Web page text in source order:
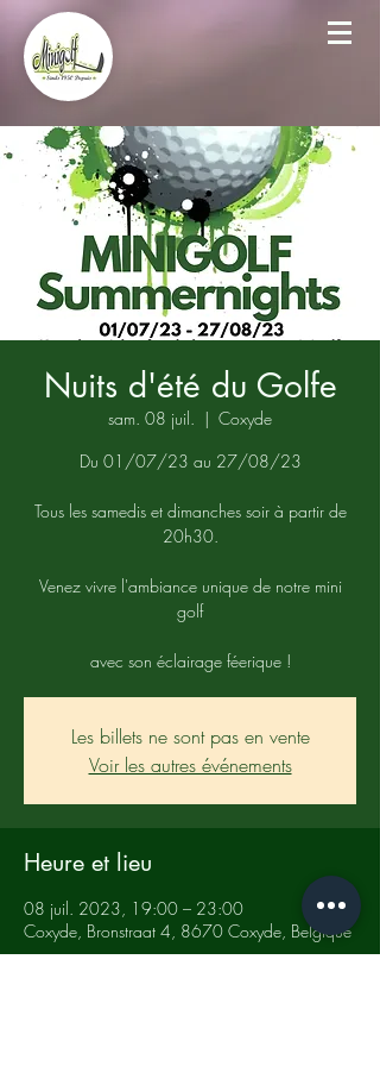
Nuits d'été du Golfe
sam. 08 juil.
  |
Coxyde
Du 01/07/23 au 27/08/23
Tous les samedis et dimanches soir à partir de
20h30.
Venez vivre l'ambiance unique de notre mini
golf
avec son éclairage féerique !
Les billets ne sont pas en vente
Voir les autres événements
Heure et lieu
08 juil. 2023, 19:00 – 23:00
Coxyde, Bronstraat 4, 8670 Coxyde, Belgique